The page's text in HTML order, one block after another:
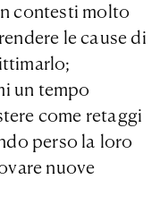
contesti molto
le cause di
un tempo
come retaggi
perso la loro
nuove